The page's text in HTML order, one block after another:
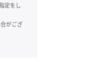
定をし
がござ